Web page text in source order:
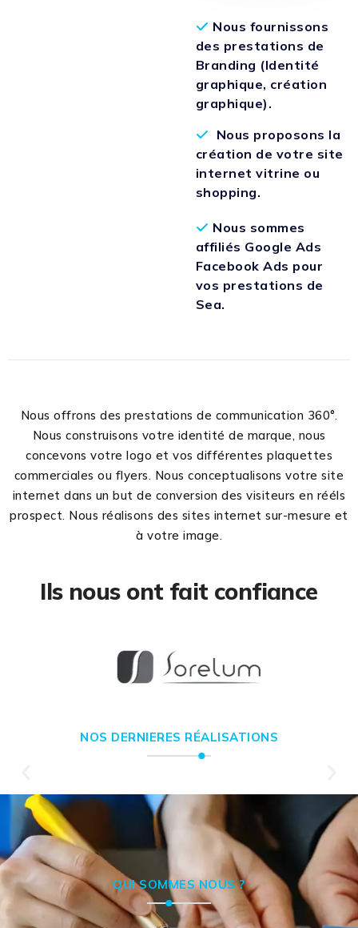
Nous fournissons
des prestations de
Branding (Identité
graphique, création
graphique).
Nous proposons la
création de votre site
internet vitrine ou
shopping.
Nous sommes
affiliés Google Ads
Facebook Ads pour
vos prestations de
Sea.
Nous offrons des prestations de communication 360°.
Nous construisons votre identité de marque, nous
concevons votre logo et vos différentes plaquettes
commerciales ou flyers. Nous conceptualisons votre site
internet dans un but de conversion des visiteurs en rééls
prospect. Nous réalisons des sites internet sur-mesure et
à votre image.
Ils nous ont fait confiance
NOS DERNIERES RÉALISATIONS
QUI SOMMES NOUS ?